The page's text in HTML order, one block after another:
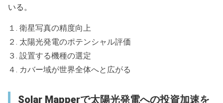
いる。
１. 衛星写真の精度向上
２. 太陽光発電のポテンシャル評価
３. 設置する機種の選定
４. カバー域が世界全体へと広がる
Solar Mapperで太陽光発電への投資加速を